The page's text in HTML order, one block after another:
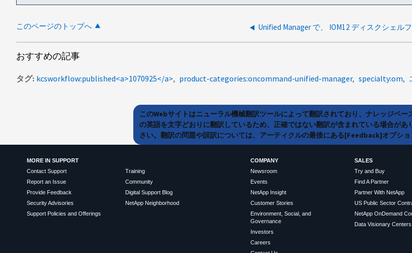
このページのトップへ
おすすめの記事
タグ kcsworkflow:published<a>1070925</a> product-categories:oncommand-unified-manager specialty:om
このWebサイトはニューラル機械翻訳ツールによって翻訳されており、ナレッジベ
の英語を文字どおりに翻訳しているため、正確ではない翻訳が含まれている場合が
さい。翻訳の問題や誤訳については、アーティクルの最後にある[Feedback]オプショ
MORE IN SUPPORT
Contact Support
Report an Issue
Provide Feedback
Security Advisories
Support Policies and Offerings
Training
Community
Digital Support Blog
NetApp Neighborhood
COMPANY
Newsroom
Events
NetApp Insight
Customer Stories
Environment, Social, and
Governance
Investors
Careers
SALES
Try and Buy
Find A Partner
Partner With NetApp
US Public Sector
NetApp OnDemand
Data Visionary Centers